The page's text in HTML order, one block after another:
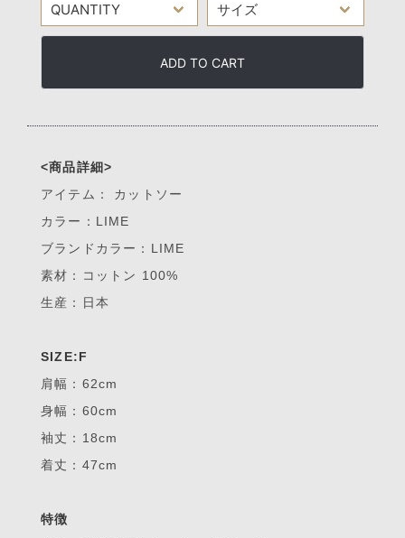
ADD TO CART
<商品詳細>
アイテム： カットソー
カラー：LIME
ブランドカラー：LIME
素材：コットン 100%
生産：日本
SIZE:F
肩幅：62cm
身幅：60cm
袖丈：18cm
着丈：47cm
特徴